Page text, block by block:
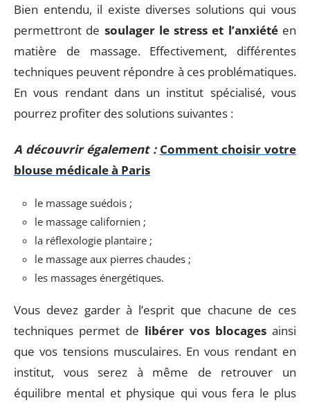
Bien entendu, il existe diverses solutions qui vous
permettront de soulager le stress et l’anxiétéen
matière de massage. Effectivement, différentes
techniques peuvent répondre à ces problématiques.
En vous rendant dans un institut spécialisé, vous
pourrez profiter des solutions suivantes :
A découvrir également : Comment choisir votre
blouse médicale à Paris
le massage suédois ;
le massage californien ;
la réflexologie plantaire ;
le massage aux pierres chaudes ;
les massages énergétiques.
Vous devez garder à l’esprit que chacune de ces
techniques permet de libérer vos blocages ainsi
que vos tensions musculaires. En vous rendant en
institut, vous serez à même de retrouver un
équilibre mental et physique qui vous fera le plus